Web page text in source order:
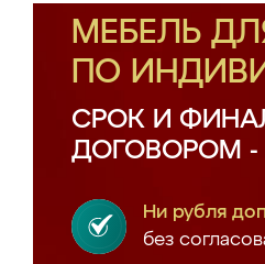
МЕБЕЛЬ
ПО
СРОК И
ДОГОВОРОМ -
Ни рубля
без